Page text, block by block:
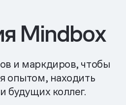
Mindbox
и маркдиров, чтобы
опытом, находить
будущих коллег.